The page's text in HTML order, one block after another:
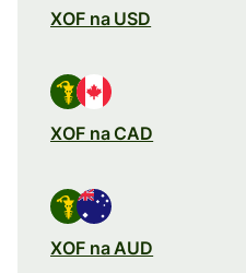
XOF na USD
XOF na CAD
XOF na AUD